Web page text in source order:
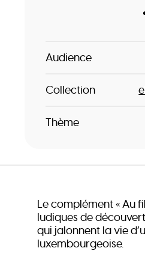
Audience
Collection
Thème
Le complément « Au
ludiques de
qui jalonnent la vie
luxembourgeoise.